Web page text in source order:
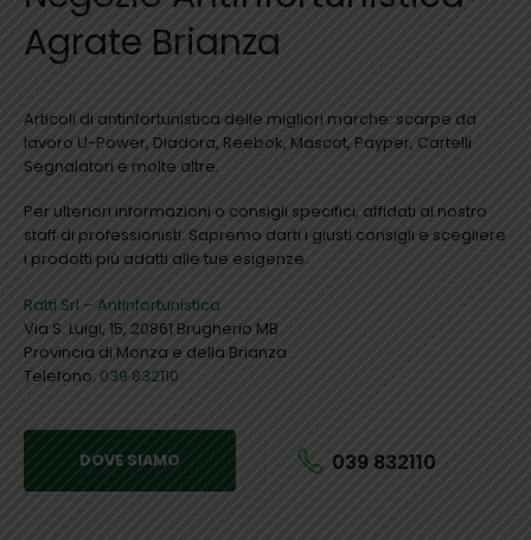
Agrate Brianza
Articoli di antinfortunistica delle migliori marche: scarpe da
lavoro U-Power, Diadora, Reebok, Mascot, Payper, Cartelli
Segnalatori e molte altre.
Per ulteriori informazioni o consigli specifici, affidati al nostro
staff di professionisti. Sapremo darti i giusti consigli e scegliere
i prodotti più adatti alle tue esigenze.
Ratti Srl – Antinfortunistica
Via S. Luigi, 15, 20861 Brugherio MB
Provincia di Monza e della Brianza
Telefono: 039 832110
DOVE SIAMO 039 832110